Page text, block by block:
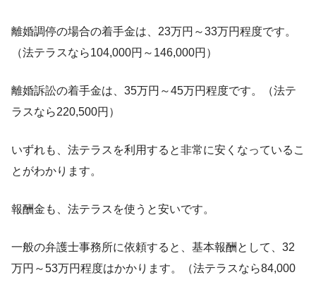
離婚調停の場合の着手金は、23万円～33万円程度です。
（法テラスなら104,000円～146,000円）
離婚訴訟の着手金は、35万円～45万円程度です。（法テ
ラスなら220,500円）
いずれも、法テラスを利用すると非常に安くなっているこ
とがわかります。
報酬金も、法テラスを使うと安いです。
一般の弁護士事務所に依頼すると、基本報酬として、32
万円～53万円程度はかかります。（法テラスなら84,000